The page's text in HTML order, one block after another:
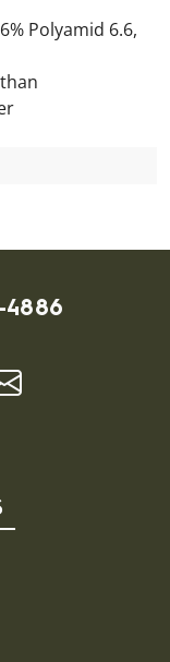
Polyamid 6.6,
4886